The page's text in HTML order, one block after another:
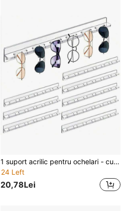
1 suport acrilic pentru ochelari - cutie elegantă pentru depozitarea ochelarilor, montată pe perete, 15 x 1,5 inci, design transparent, care economisește spațiu, instalare ușoară, potrivită pentru expunerea acasă/în magazin, depozitarea ochelarilor, excelentă pentru sufragerie, dormitor, apartament, petrecere de dezvăluire a sexului, perfectă pentru zile de naștere, nunți, petreceri, cadoul perfect pentru colegi, prieteni și familie, înapoi la școală
24 Left
20,78Lei